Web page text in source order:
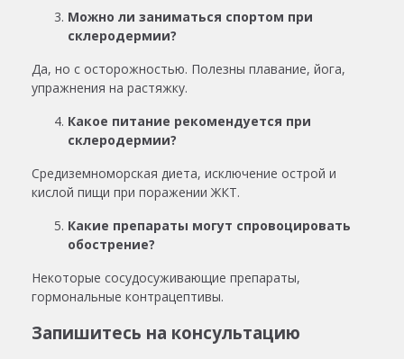
Можно ли заниматься спортом при
склеродермии?
Да, но с осторожностью. Полезны плавание, йога,
упражнения на растяжку.
Какое питание рекомендуется при
склеродермии?
Средиземноморская диета, исключение острой и
кислой пищи при поражении ЖКТ.
Какие препараты могут спровоцировать
обострение?
Некоторые сосудосуживающие препараты,
гормональные контрацептивы.
Запишитесь на консультацию